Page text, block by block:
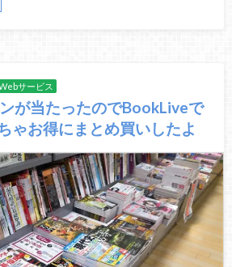
サービス
が当たったのでBookLiveで
ゃお得にまとめ買いしたよ